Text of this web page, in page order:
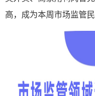
高，成为本周市场监管